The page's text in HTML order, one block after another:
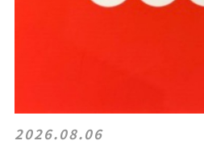
2026.08.06